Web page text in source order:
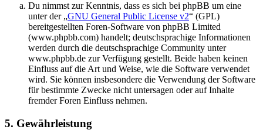
Du nimmst zur Kenntnis, dass es sich bei phpBB um eine
unter der „GNU General Public License v2“ (GPL)
bereitgestellten Foren-Software von phpBB Limited
(www.phpbb.com) handelt; deutschsprachige Informationen
werden durch die deutschsprachige Community unter
www.phpbb.de zur Verfügung gestellt. Beide haben keinen
Einfluss auf die Art und Weise, wie die Software verwendet
wird. Sie können insbesondere die Verwendung der Software
für bestimmte Zwecke nicht untersagen oder auf Inhalte
fremder Foren Einfluss nehmen.
5. Gewährleistung